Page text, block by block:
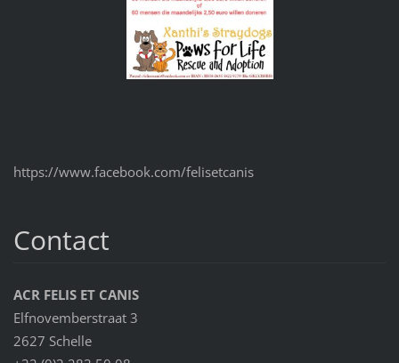
https://www.facebook.com/felisetcanis
Contact
ACR FELIS ET CANIS
Elfnovemberstraat 3
2627 Schelle